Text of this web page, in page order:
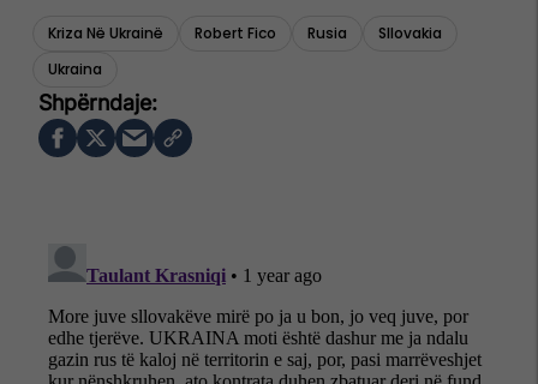
Kriza Në Ukrainë Robert Fico Rusia
Sllovakia
Ukraina